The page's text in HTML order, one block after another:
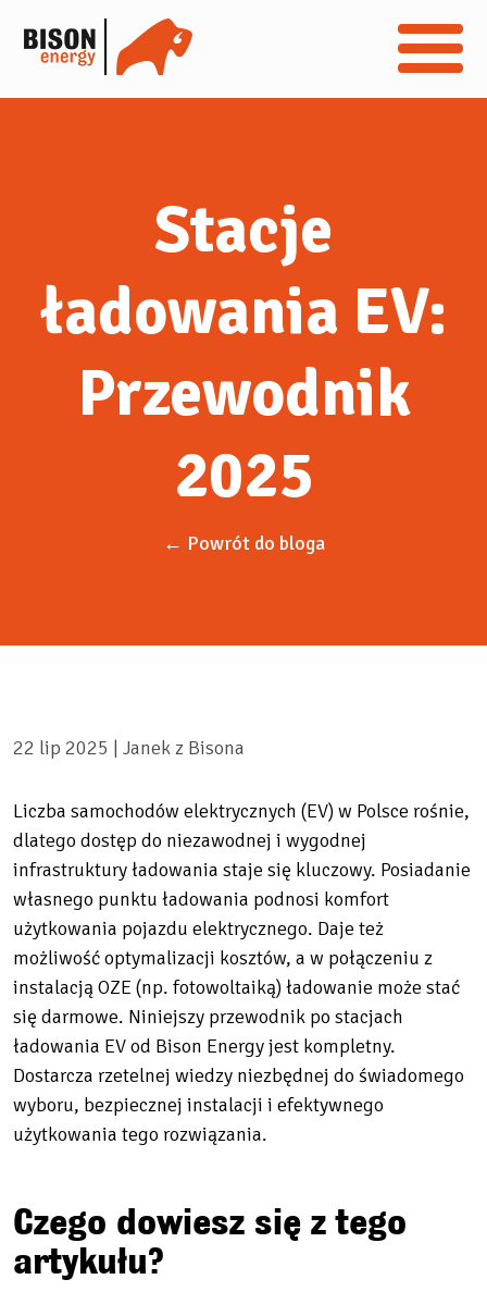
Stacje
ładowania EV:
Przewodnik
2025
← Powrót do bloga
22 lip 2025 | Janek z Bisona
Liczba samochodów elektrycznych (EV) w Polsce rośnie,
dlatego dostęp do niezawodnej i wygodnej
infrastruktury ładowania staje się kluczowy. Posiadanie
własnego punktu ładowania podnosi komfort
użytkowania pojazdu elektrycznego. Daje też
możliwość optymalizacji kosztów, a w połączeniu z
instalacją OZE (np. fotowoltaiką) ładowanie może stać
się darmowe. Niniejszy przewodnik po stacjach
ładowania EV od Bison Energy jest kompletny.
Dostarcza rzetelnej wiedzy niezbędnej do świadomego
wyboru, bezpiecznej instalacji i efektywnego
użytkowania tego rozwiązania.
Czego dowiesz się z tego
artykułu?